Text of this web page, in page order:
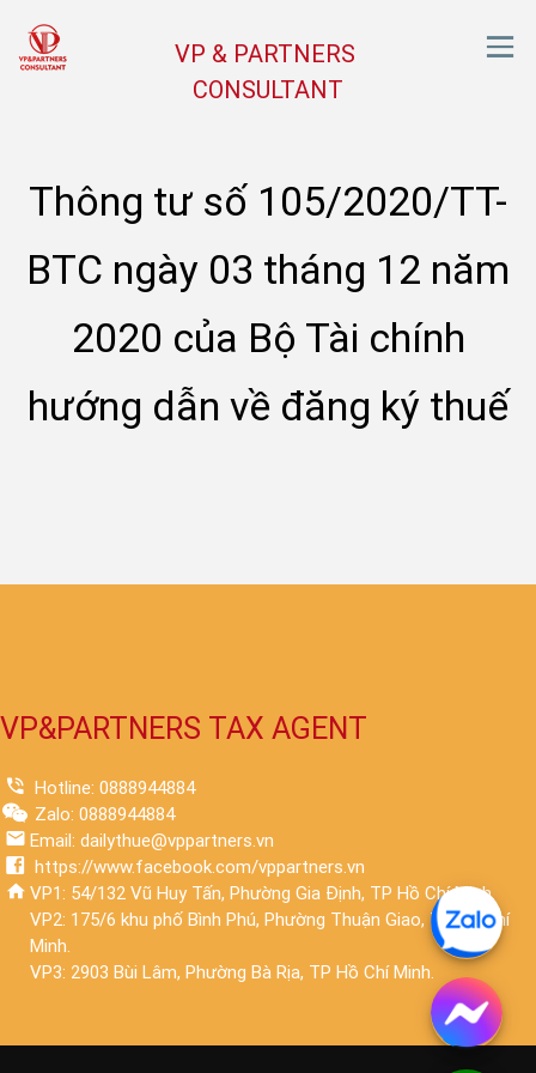
VP & PARTNERS
CONSULTANT
Thông tư số 105/2020/TT-
BTC ngày 03 tháng 12 năm
2020 của Bộ Tài chính
hướng dẫn về đăng ký thuế
VP&PARTNERS TAX AGENT
Hotline: 0888944884
Zalo: 0888944884
Email: dailythue@vppartners.vn
https://www.facebook.com/vppartners.vn
VP1: 54/132 Vũ Huy Tấn, Phường Gia Định, TP Hồ Chí Minh.
VP2: 175/6 khu phố Bình Phú, Phường Thuận Giao, TP Hồ Chí
Minh.
VP3: 2903 Bùi Lâm, Phường Bà Rịa, TP Hồ Chí Minh.